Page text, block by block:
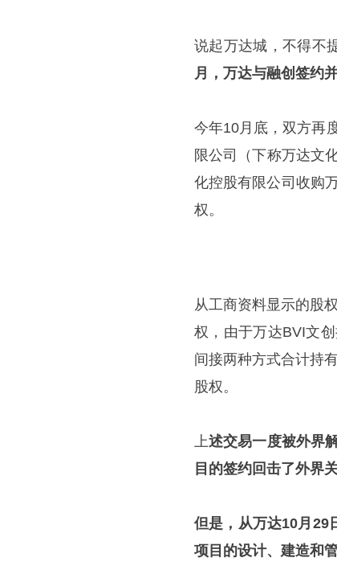
说起万达城，不得不
月，万达与融创签约
今年10月底，双方再
限公司（下称万达文
化控股有限公司收购
权。
从工商资料显示的股
权，由于万达BVI文
间接两种方式合计持
股权。
上述交易一度被外界
目的签约回击了外界
但是，从万达10月29
项目的设计、建造和管